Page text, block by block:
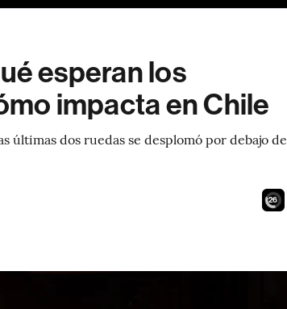
esperan los
impacta en Chile
últimas dos ruedas se desplomó por debajo de
24